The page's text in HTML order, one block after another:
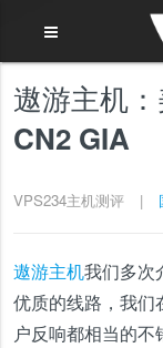
遨游主机
CN2 GIA
VPS234主机测评 |
遨游主机我们多次
优质的线路，我们
户反响都相当的